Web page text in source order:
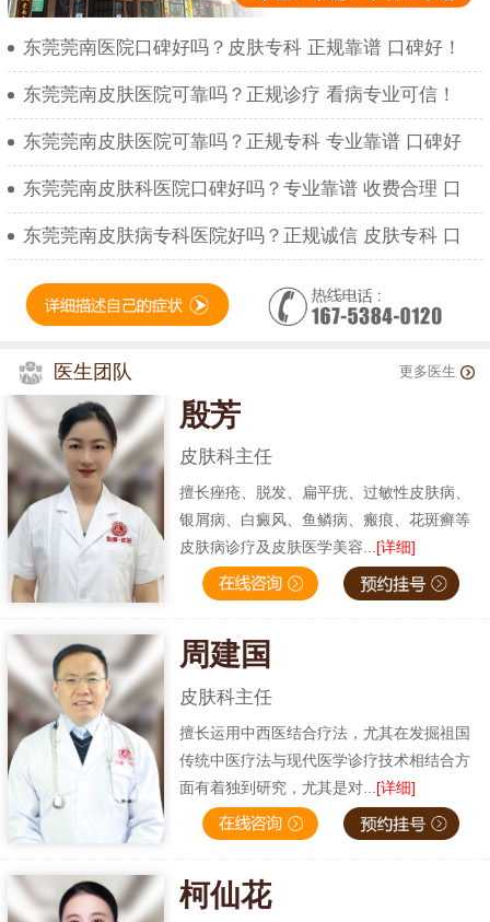
东莞莞南医院口碑好吗？皮肤专科 正规靠谱 口碑好！
东莞莞南皮肤医院可靠吗？正规诊疗 看病专业可信！
东莞莞南皮肤医院可靠吗？正规专科 专业靠谱 口碑好
东莞莞南皮肤科医院口碑好吗？专业靠谱 收费合理 口
东莞莞南皮肤病专科医院好吗？正规诚信 皮肤专科 口
医生团队 更多医生
殷芳
皮肤科主任
擅长痤疮、脱发、扁平疣、过敏性皮肤病、
银屑病、白癜风、鱼鳞病、瘢痕、花斑癣等
皮肤病诊疗及皮肤医学美容... [详细]
周建国
皮肤科主任
擅长运用中西医结合疗法，尤其在发掘祖国
传统中医疗法与现代医学诊疗技术相结合方
面有着独到研究，尤其是对... [详细]
柯仙花